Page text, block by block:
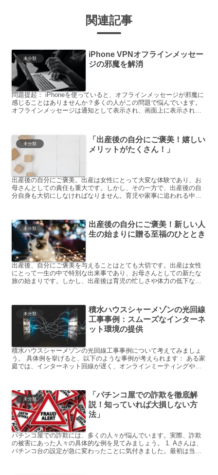
関連記事
未分類
iPhone VPNオフラインメッセー
ジの邪魔を解消
問題提起： iPhoneを使っていると、オフラインメッセージが邪魔に
感じることはありませんか？多くの人がこの問題で悩んでいます。
オフラインメッセージは通知として表示され、画面上に表示される
未分類
「出産後の自分にご褒美！嬉しい
メリットがたくさん！」
出産後の自分にご褒美。出産は女性にとって大変な体験であり、お
母さんとしての責任も重大です。しかし、その一方で、出産後の自
分自身も大切にしなければなりません。育児や家事に追われる中
未分類
出産後の自分にご褒美！新しい人
生の始まりに贈る至福のひととき
出産後、自分にご褒美を与えることはとても大切です。出産は女性
にとって一生の中で特別な出来事であり、お母さんとしての新たな
旅の始まりです。しかし、出産後は育児の忙しさや体力の低下な
未分類
積水ハウスシャーメゾンの光回線
工事事例：スムーズなインターネ
ット環境の提供
積水ハウスシャーメゾンの光回線工事事例について考えてみましょ
う。 具体例を挙げると、以下のような事例が考えられます： ある家
庭では、インターネット回線が遅く、オンラインミーティングやス
未分類
「パチンコ屋での詐欺を徹底解
説！知っていれば大損しない方
法」
パチンコ屋での詐欺には、多くの人々が悩んでいます。実際、詐欺
の被害にあった人々の具体的な例を見てみましょう。 1. Aさんは、
パチンコ台の設定が急に変わったことに気付きました。最初は当た